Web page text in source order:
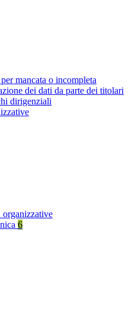
mancata o incompleta
dei dati da parte dei titolari
dirigenziali
organizzative
6